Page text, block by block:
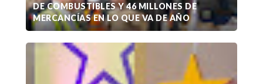
DE COMBUSTIBLES Y 46 MILLONES DE
MERCANCÍAS EN LO QUE VA DE AÑO